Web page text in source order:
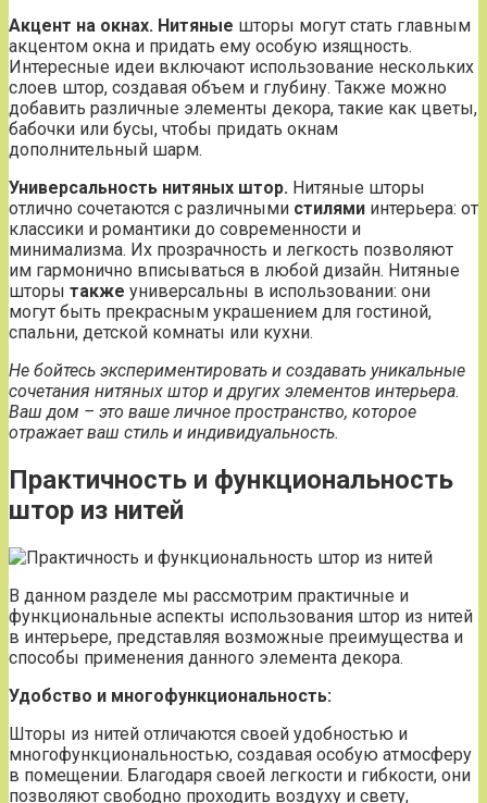
Акцент на окнах. Нитяные шторы могут стать главным
акцентом окна и придать ему особую изящность.
Интересные идеи включают использование нескольких
слоев штор, создавая объем и глубину. Также можно
добавить различные элементы декора, такие как цветы,
бабочки или бусы, чтобы придать окнам
дополнительный шарм.
Универсальность нитяных штор. Нитяные шторы
отлично сочетаются с различными стилями интерьера: от
классики и романтики до современности и
минимализма. Их прозрачность и легкость позволяют
им гармонично вписываться в любой дизайн. Нитяные
шторы также универсальны в использовании: они
могут быть прекрасным украшением для гостиной,
спальни, детской комнаты или кухни.
Не бойтесь экспериментировать и создавать уникальные
сочетания нитяных штор и других элементов интерьера.
Ваш дом – это ваше личное пространство, которое
отражает ваш стиль и индивидуальность.
Практичность и функциональность
штор из нитей
В данном разделе мы рассмотрим практичные и
функциональные аспекты использования штор из нитей
в интерьере, представляя возможные преимущества и
способы применения данного элемента декора.
Удобство и многофункциональность:
Шторы из нитей отличаются своей удобностью и
многофункциональностью, создавая особую атмосферу
в помещении. Благодаря своей легкости и гибкости, они
позволяют свободно проходить воздуху и свету,